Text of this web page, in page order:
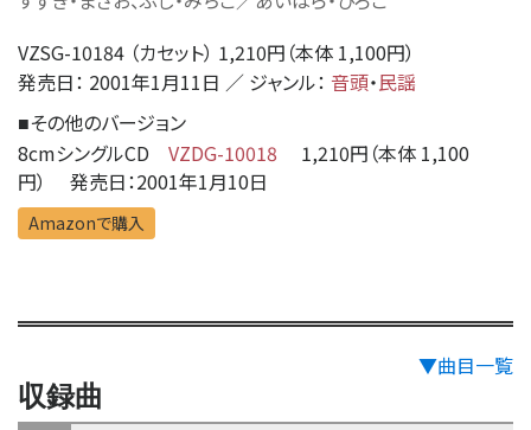
VZSG-10184 （カセット） 1,210円（本体 1,100円）
発売日： 2001年1月11日 ／ ジャンル： 音頭・民謡
■その他のバージョン
8cmシングルCD VZDG-10018 1,210円（本体 1,100
円） 発売日：2001年1月10日
Amazonで購入
▼曲目一覧
収録曲